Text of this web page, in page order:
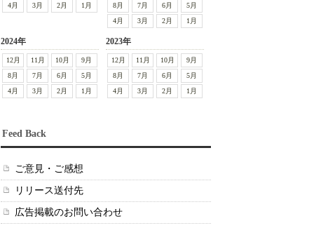
4月
3月 2月 1月
8月
7月 6月
5月
4月
3月 2月 1月
2024年
12月 11月 10月
9月
8月
7月 6月
5月
4月
3月 2月 1月
2023年
12月 11月 10月
9月
8月
7月 6月
5月
4月
3月 2月 1月
Feed Back
ご意見・ご感想
リリース送付先
広告掲載のお問い合わせ